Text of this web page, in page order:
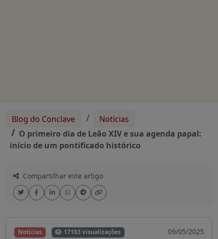
Blog do Conclave
Notícias
O primeiro dia de Leão XIV e sua agenda papal:
início de um pontificado histórico
Compartilhar este artigo
Notícias 17183 visualizações 09/05/2025